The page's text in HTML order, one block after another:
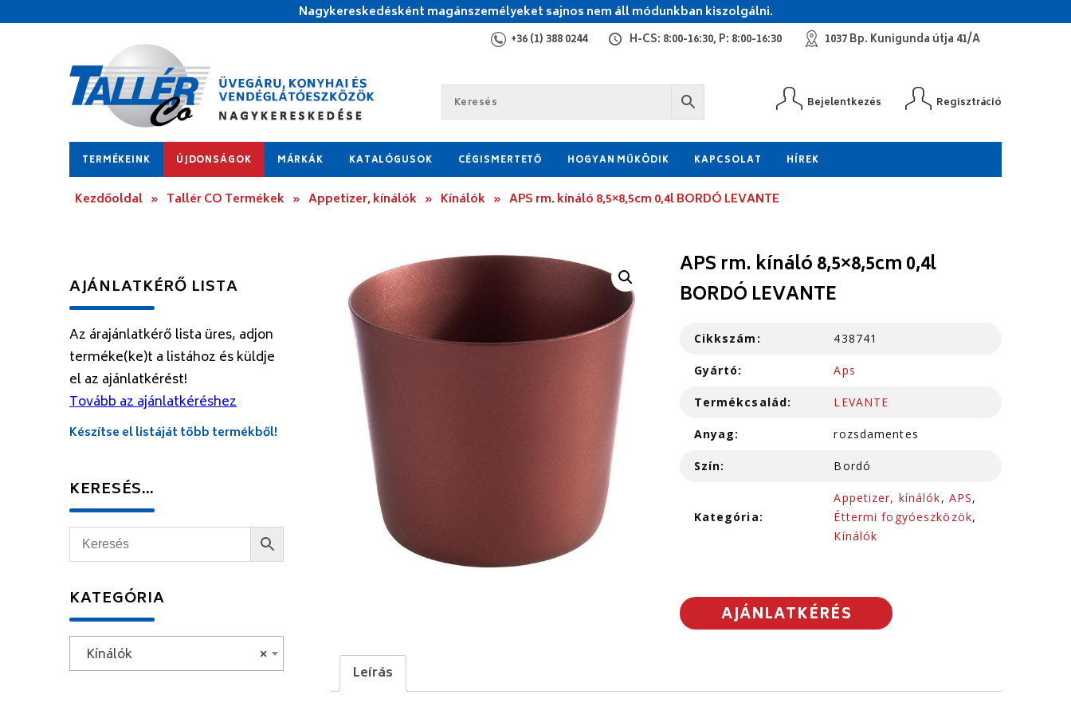
Nagykereskedésként magánszemélyeket sajnos nem áll módunkban kiszolgálni.
+36 (1) 388 0244 H-CS: 8:00-16:30, P: 8:00-16:30 1037 Bp. Kunigunda útja 41/A
Bejelentkezés Regisztráció
TERMÉKEINK ÚJDONSÁGOK MÁRKÁK KATALÓGUSOK CÉGISMERTETŐ HOGYAN MŰKÖDIK KAPCSOLAT HÍREK
Kezdőoldal » Tallér CO Termékek » Appetizer, kínálók » Kínálók » APS rm. kínáló 8,5×8,5cm 0,4l BORDÓ LEVANTE
APS rm. kínáló 8,5×8,5cm 0,4l
BORDÓ LEVANTE
Cikkszám: 438741
Gyártó: Aps
Termékcsalád: LEVANTE
Anyag: rozsdamentes
Szín: Bordó
Kategória:
Appetizer, kínálók, APS,
Éttermi fogyóeszközök,
Kínálók
AJÁNLATKÉRÉS
Leírás
AJÁNLATKÉRŐ LISTA
Az árajánlatkérő lista üres, adjon
terméke(ke)t a listához és küldje
el az ajánlatkérést!
Tovább az ajánlatkéréshez
Készítse el listáját több termékből!
KERESÉS…
KATEGÓRIA
×
Kínálók